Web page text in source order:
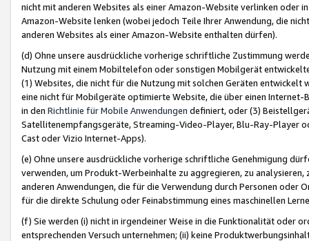
nicht mit anderen Websites als einer Amazon-Website verlinken oder
Amazon-Website lenken (wobei jedoch Teile Ihrer Anwendung, die
anderen Websites als einer Amazon-Website enthalten dürfen).
(d) Ohne unsere ausdrückliche vorherige schriftliche Zustimmung
Nutzung mit einem Mobiltelefon oder sonstigen Mobilgerät
(1) Websites, die nicht für die Nutzung mit solchen Geräten
eine nicht für Mobilgeräte optimierte Website, die über einen
in den Richtlinie für Mobile Anwendungen definiert, oder (3)
Satellitenempfangsgeräte, Streaming-Video-Player, Blu-Ray-Player
Cast oder Vizio Internet-Apps).
(e) Ohne unsere ausdrückliche vorherige schriftliche Genehmigung
verwenden, um Produkt-Werbeinhalte zu aggregieren, zu
anderen Anwendungen, die für die Verwendung durch Personen
für die direkte Schulung oder Feinabstimmung eines maschinellen
(f) Sie werden (i) nicht in irgendeiner Weise in die Funktionalität oder
entsprechenden Versuch unternehmen; (ii) keine